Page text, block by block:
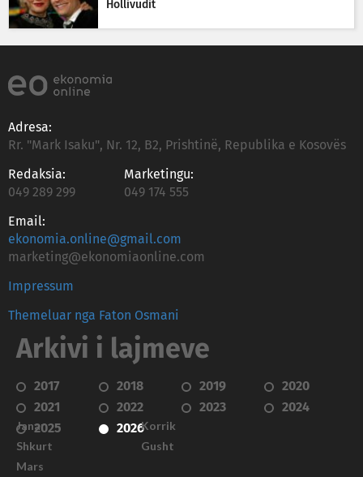
Hollivudit
Adresa:
Rr. "Mark Isaku", Nr. 12, B2, Prishtinë, Republika e Kosovës
Redaksia:
049 289 299
Marketingu:
049 174 555
Email:
ekonomia.online@gmail.com
marketing@ekonomiaonline.com
Impressum
Themeluar nga Faton Osmani
Arkivi i lajmeve
2017 2018 2019
2020
2021
2022 2023
2024
2025
2026
Janar
Shkurt
Mars
Korrik
Gusht